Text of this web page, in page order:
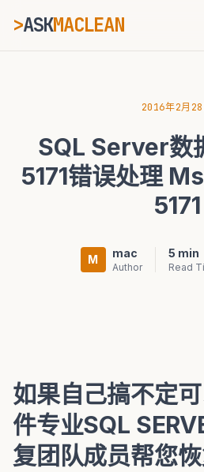
>ASKMACLEAN_
⌘K Ctrl+K
2016年2月28
SQL Server数
5171错误处理
5171
M mac
Author
5 min
Read
如果自己搞不定
件专业SQL
复团队成员帮您